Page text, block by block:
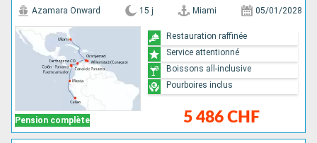
Pension complète
Azamara Onward 15 j Miami 05/01/2028
5 486 CHF
Restauration raffinée
Service attentionné
Boissons all-inclusive
Pourboires inclus